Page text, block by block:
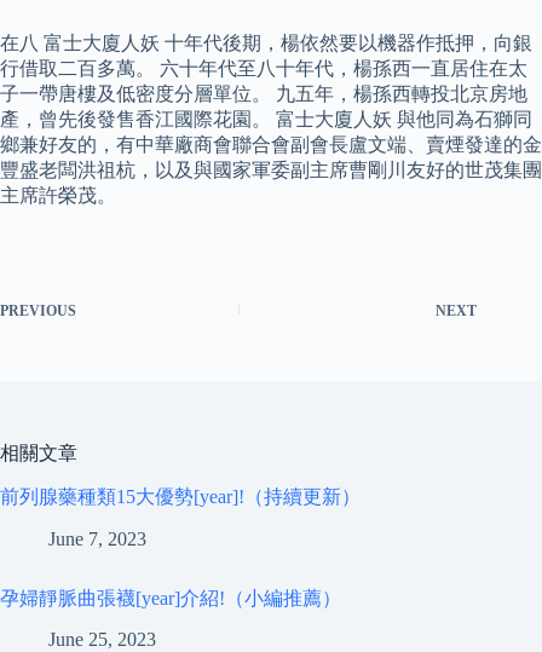
在八 富士大廈人妖 十年代後期，楊依然要以機器作抵押，向銀
行借取二百多萬。 六十年代至八十年代，楊孫西一直居住在太
子一帶唐樓及低密度分層單位。 九五年，楊孫西轉投北京房地
產，曾先後發售香江國際花園。 富士大廈人妖 與他同為石獅同
鄉兼好友的，有中華廠商會聯合會副會長盧文端、賣煙發達的金
豐盛老闆洪祖杭，以及與國家軍委副主席曹剛川友好的世茂集團
主席許榮茂。
PREVIOUS NEXT
相關文章
前列腺藥種類15大優勢[year]!（持續更新）
June 7, 2023
孕婦靜脈曲張襪[year]介紹!（小編推薦）
June 25, 2023